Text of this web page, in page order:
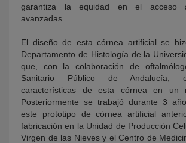
garantiza la equidad en el acceso
avanzadas.
El diseño de esta córnea artificial se
Departamento de Histología de la
que, con la colaboración de
Sanitario Público de Andalucía,
características de esta córnea en un
Posteriormente se trabajó durante 3
este prototipo de córnea artificial
fabricación en la Unidad de Producción
Virgen de las Nieves y el Centro de